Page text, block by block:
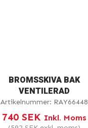
BROMSSKIVA BAK
VENTILERAD
Artikelnummer: RAY66448
740 SEK Inkl. Moms